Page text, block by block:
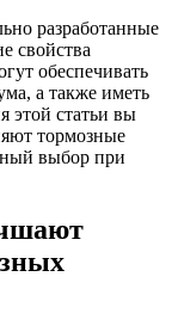
разработанные
свойства
обеспечивать
а также иметь
этой статьи вы
тормозные
выбор при